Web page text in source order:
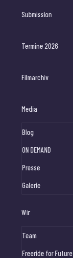
Submission
Termine 2026
Filmarchiv
Media
Blog
ON DEMAND
Presse
Galerie
Wir
Team
Freeride for Future